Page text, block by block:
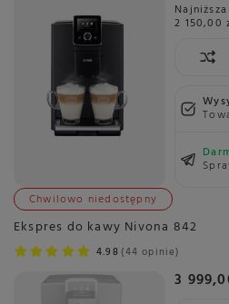
2 150,00
Chwilowo niedostępny
Ekspres do kawy Nivona 842
4.98 44 opinie
3